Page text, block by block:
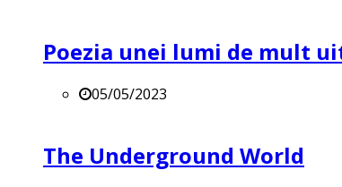
Poezia unei lumi de mult
05/05/2023
The Underground World